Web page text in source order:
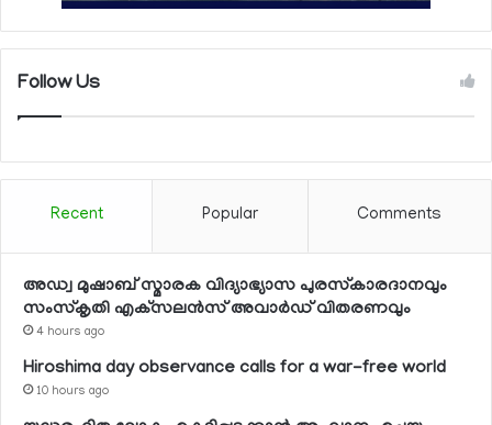
Follow Us
Recent Popular Comments
അഡ്വ മുഷാബ് സ്മാരക വിദ്യാഭ്യാസ പുരസ്‌കാരദാനവും
സംസ്‌കൃതി എക്‌സലന്‍സ് അവാര്‍ഡ് വിതരണവും
4 hours ago
Hiroshima day observance calls for a war-free world
10 hours ago